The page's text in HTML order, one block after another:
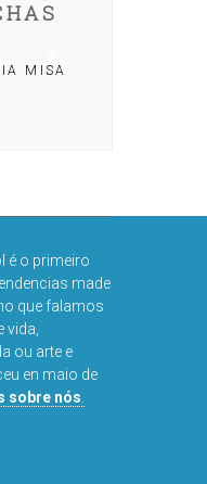
MISA
é o primeiro
made
que falamos
vida,
ou arte e
en maio de
sobre nós